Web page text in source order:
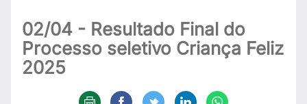
02/04 - Resultado Final do
Processo seletivo Criança Feliz
2025